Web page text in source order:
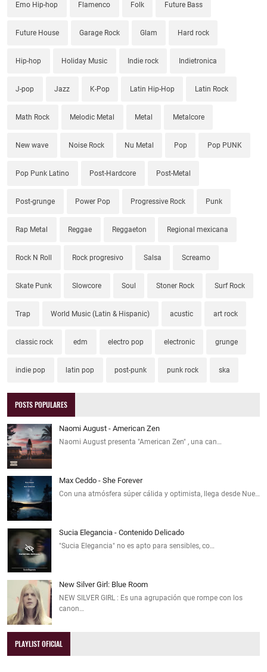
Emo Hip-hop Flamenco Folk Future Bass
Future House Garage Rock Glam Hard rock
Hip-hop Holiday Music Indie rock Indietronica
J-pop Jazz K-Pop Latin Hip-Hop Latin Rock
Math Rock Melodic Metal Metal Metalcore
New wave Noise Rock Nu Metal Pop Pop PUNK
Pop Punk Latino Post-Hardcore Post-Metal
Post-grunge Power Pop Progressive Rock Punk
Rap Metal Reggae Reggaeton Regional mexicana
Rock N Roll Rock progresivo Salsa Screamo
Skate Punk Slowcore Soul Stoner Rock Surf Rock
Trap World Music (Latin & Hispanic) acustic art rock
classic rock edm electro pop electronic grunge
indie pop latin pop post-punk punk rock ska
POSTS POPULARES
Naomi August - American Zen
Naomi August presenta "American Zen" , una can…
Max Ceddo - She Forever
Con una atmósfera súper cálida y optimista, llega desde Nue…
Sucia Elegancia - Contenido Delicado
"Sucia Elegancia" no es apto para sensibles, co…
New Silver Girl: Blue Room
NEW SILVER GIRL : Es una agrupación que rompe con los
canon…
PLAYLIST OFICIAL